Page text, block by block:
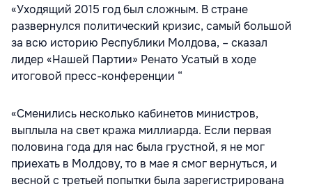
«Уходящий 2015 год был сложным. В стране
развернулся политический кризис, самый большой
за всю историю Республики Молдова, – сказал
лидер «Нашей Партии» Ренато Усатый в ходе
итоговой пресс-конференции “
«Сменились несколько кабинетов министров,
выплыла на свет кража миллиарда. Если первая
половина года для нас была грустной, я не мог
приехать в Молдову, то в мае я смог вернуться, и
весной с третьей попытки была зарегистрирована